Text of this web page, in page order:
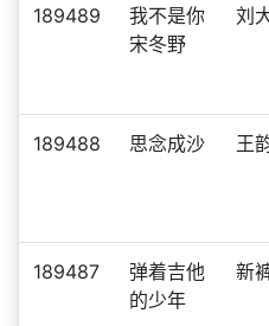
189489
我不是你
宋冬野
刘
189488 思念成沙 王
189487
弹着吉他
的少年
新